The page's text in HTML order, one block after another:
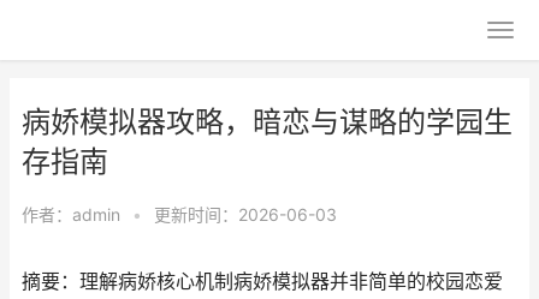
病娇模拟器攻略，暗恋与谋略的学园生
存指南
作者： admin • 更新时间：2026-06-03
摘要：理解病娇核心机制病娇模拟器并非简单的校园恋爱